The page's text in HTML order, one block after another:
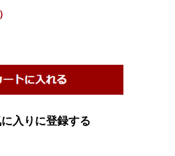
入りに登録する